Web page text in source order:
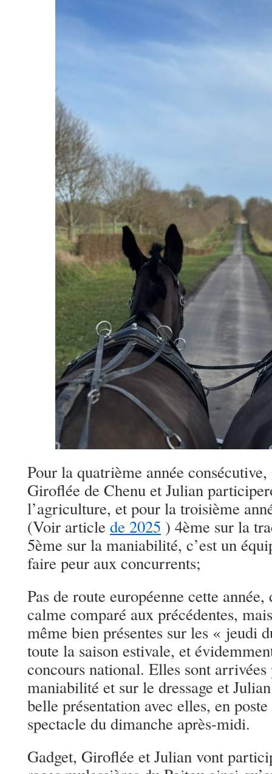
Pour la quatrième année
Giroflée de Chenu et Julian
l’agriculture, et pour la troisième
(Voir article de 2025 ) 4ème sur la
5ème sur la maniabilité, c’est un
faire peur aux concurrents;
Pas de route européenne cette
calme comparé aux précédentes,
même bien présentes sur les « jeudi
toute la saison estivale, et
concours national. Elles sont
maniabilité et sur le dressage et
belle présentation avec elles, en
spectacle du dimanche après-midi.
Gadget, Giroflée et Julian vont